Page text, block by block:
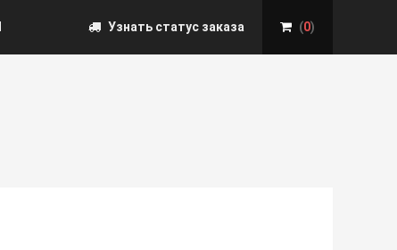
Узнать статус заказа (0)